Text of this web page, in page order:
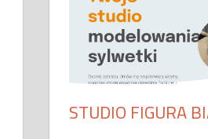
STUDIO FIGURA